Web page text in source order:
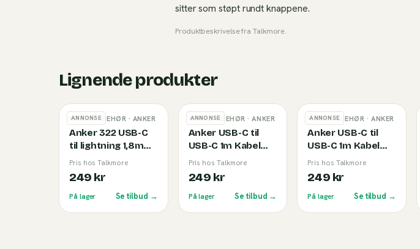
sitter som støpt rundt knappene.
Produktbeskrivelse fraTalkmore.
Lignende produkter
ANNONSE
MOBILTILBEHØR · ANKER
Anker 322 USB-C
til lightning 1,8m
Kabel White
Pris hos Talkmore
249 kr
På lager Se tilbud →
ANNONSE
MOBILTILBEHØR · ANKER
Anker USB-C til
USB-C 1m Kabel
(240W) Black
Pris hos Talkmore
249 kr
På lager Se tilbud →
ANNONSE
MOBILTILBEHØR · ANKER
Anker USB-C til
USB-C 1m Kabel
(240W) White
Pris hos Talkmore
249 kr
På lager Se tilbud →